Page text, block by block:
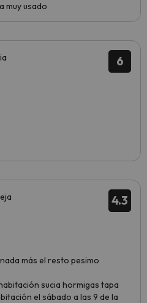
muy usado
6
4.3
más el resto pesimo
sucia hormigas tapa
el sábado a las 9 de la